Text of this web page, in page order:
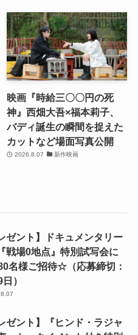
映画『時給三〇〇円の死
神』西畑大吾×福本莉子、
バディ誕生の瞬間を捉えた
カットなど場面写真公開
2026.8.07 新作映画
ゼント】ドキュメンタリー
戦場0地点』特別試写会に
名様ご招待☆（応募締切：
）
ゼント】『ヒンド・ラジャ